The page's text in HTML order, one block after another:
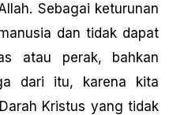
Sebagai keturunan
dan tidak dapat
atau perak, bahkan
dari itu, karena kita
Kristus yang tidak